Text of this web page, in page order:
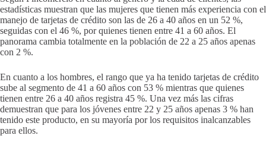
estadísticas muestran que las mujeres que tienen más experiencia con el
manejo de tarjetas de crédito son las de 26 a 40 años en un 52 %,
seguidas con el 46 %, por quienes tienen entre 41 a 60 años. El
panorama cambia totalmente en la población de 22 a 25 años apenas
con 2 %.
En cuanto a los hombres, el rango que ya ha tenido tarjetas de crédito
sube al segmento de 41 a 60 años con 53 % mientras que quienes
tienen entre 26 a 40 años registra 45 %. Una vez más las cifras
demuestran que para los jóvenes entre 22 y 25 años apenas 3 % han
tenido este producto, en su mayoría por los requisitos inalcanzables
para ellos.